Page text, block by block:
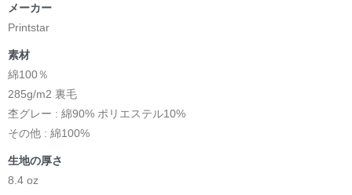
<デザイン画集&グッズカタログ>
＿＿＿＿＿＿＿＿＿＿＿＿＿＿＿＿＿＿＿＿＿＿
小説 [弛まぬ言霊]
＜著者:作詞/挿画作成＞ 凛々風 猛 -リリカゼタケル
☆本作品内で表現されている作詞20曲も掲載.
日本語版: https://amzn.asia/d/1pxD3g4
メーカー
Printstar
素材
綿100％
285g/m2 裏毛
杢グレー : 綿90% ポリエステル10%
その他 : 綿100%
生地の厚さ
8.4 oz